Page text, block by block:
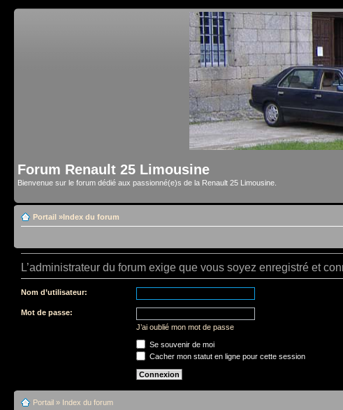
Forum Renault 25 Limousine
Bienvenue sur le forum dédié aux passionné(e)s de la Renault 25 Limousine.
Portail »Index du forum
L’administrateur du forum exige que vous soyez enregistré et
Nom d’utilisateur:
Mot de passe:
J’ai oublié mon mot de passe
Se souvenir de moi
Cacher mon statut en ligne pour cette session
Portail » Index du forum